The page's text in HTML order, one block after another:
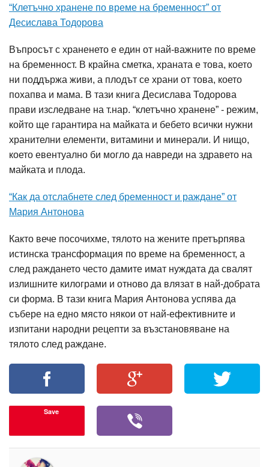
“Клетъчно хранене по време на бременност” от
Десислава Тодорова
Въпросът с храненето е един от най-важните по време
на бременност. В крайна сметка, храната е това, което
ни поддържа живи, а плодът се храни от това, което
похапва и мама. В тази книга Десислава Тодорова
прави изследване на т.нар. “клетъчно хранене” - режим,
който ще гарантира на майката и бебето всички нужни
хранителни елементи, витамини и минерали. И нищо,
което евентуално би могло да навреди на здравето на
майката и плода.
“Как да отслабнете след бременност и раждане” от
Мария Антонова
Както вече посочихме, тялото на жените претърпява
истинска трансформация по време на бременност, а
след раждането често дамите имат нуждата да свалят
излишните килограми и отново да влязат в най-добрата
си форма. В тази книга Мария Антонова успява да
събере на едно място някои от най-ефективните и
изпитани народни рецепти за възстановяване на
тялото след раждане.
Save